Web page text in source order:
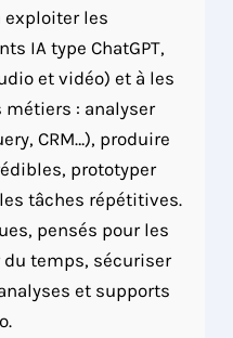
exploiter les
IA type ChatGPT,
et vidéo) et à les
métiers : analyser
CRM…), produire
prototyper
tâches répétitives.
pensés pour les
temps, sécuriser
et supports